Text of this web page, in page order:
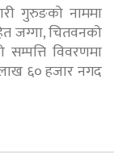
गुरुङको नाममा
जग्गा, चितवनको
विवरणमा
६० हजार नगद